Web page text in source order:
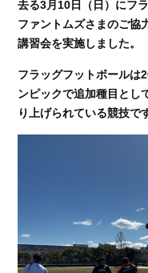
去る3月10日（日）にフ
ファントムズさまのご協
講習会を実施しました。
フラッグフットボールは
ンピックで追加種目とし
り上げられている競技で